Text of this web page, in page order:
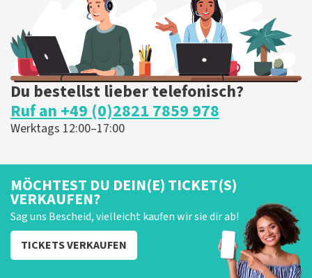
Topticketshop
Du bestellst lieber telefonisch?
Ruf an +49 (0)2821 7859 978
Werktags 12:00–17:00
MÖCHTEST DU DEIN(E) TICKET(S)
VERKAUFEN?
Sag uns Bescheid, vielleicht kaufen wir sie dir ab!
TICKETS VERKAUFEN